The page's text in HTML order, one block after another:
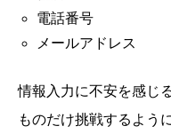
電話番号
メールアドレス
情報入力に不安を感じ
ものだけ挑戦するよう